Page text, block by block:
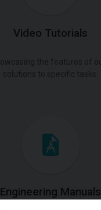
Video Tutorials
Engineering Manuals